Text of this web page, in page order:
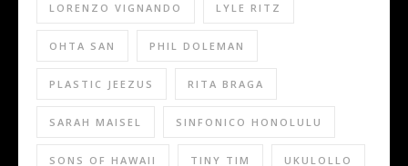
LORENZO VIGNANDO LYLE RITZ
OHTA SAN PHIL DOLEMAN
PLASTIC JEEZUS RITA BRAGA
SARAH MAISEL SINFONICO HONOLULU
SONS OF HAWAII TINY TIM UKULOLLO